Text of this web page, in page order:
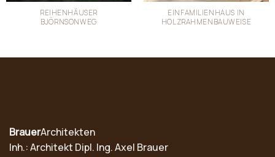
REIHENHÄUSER
BJÖRNSONWEG
EINFAMILIENHAUS IN
HOLZRAHMENBAUWEISE
BrauerArchitekten
Inh.: Architekt Dipl. Ing. Axel Brauer